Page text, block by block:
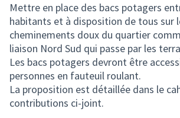
Mettre en place des bacs potagers
habitants et à disposition de tous sur
cheminements doux du quartier
liaison Nord Sud qui passe par les
Les bacs potagers devront être
personnes en fauteuil roulant.
La proposition est détaillée dans le
contributions ci-joint.